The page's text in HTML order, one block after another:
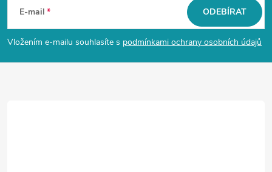
p
a
E-mail
Vložením e-mailu souhlasíte s podmínkami ochrany osobních údajů
ODEBÍRAT